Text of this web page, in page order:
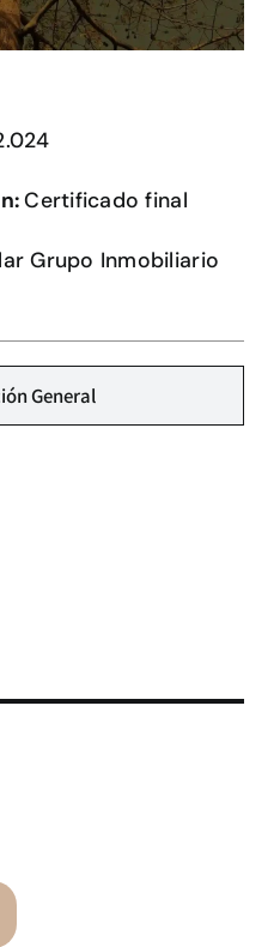
Certificado final
Grupo Inmobiliario
General